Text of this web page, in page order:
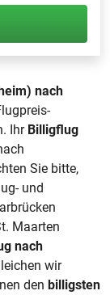
nach
Ihr Billigflug
Sie bitte,
und
Maarten
nach
wir
den billigsten